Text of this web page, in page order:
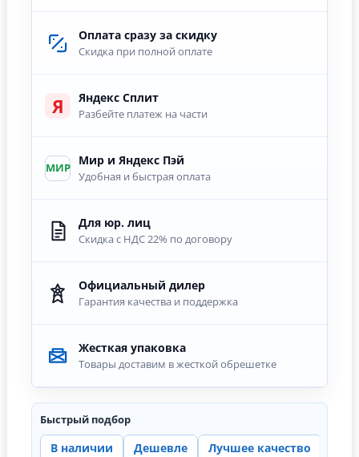
Оплата сразу за скидку
Скидка при полной оплате
Я Яндекс Сплит
Разбейте платеж на части
МИР
Мир и Яндекс Пэй
Удобная и быстрая оплата
Для юр. лиц
Скидка с НДС 22% по договору
Официальный дилер
Гарантия качества и поддержка
Жесткая упаковка
Товары доставим в жесткой обрешетке
Быстрый подбор
В наличии Дешевле Лучшее качество